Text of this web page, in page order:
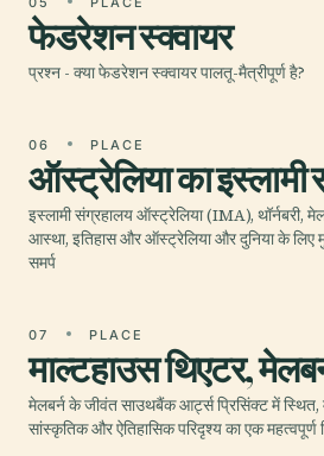
फेडरेशन स्क्वायर
प्रश्न - क्या फेडरेशन स्क्वायर पालतू-मैत्रीपूर्ण है?
06 PLACE
ऑस्ट्रेलिया का इस्लामी
इस्लामी संग्रहालय ऑस्ट्रेलिया (IMA), थॉर्नबरी,
आस्था, इतिहास और ऑस्ट्रेलिया और दुनिया के लिए
समर्प
07 PLACE
माल्टहाउस थिएटर,
मेलबर्न के जीवंत साउथबैंक आर्ट्स प्रिसिंक्ट में
सांस्कृतिक और ऐतिहासिक परिदृश्य का एक